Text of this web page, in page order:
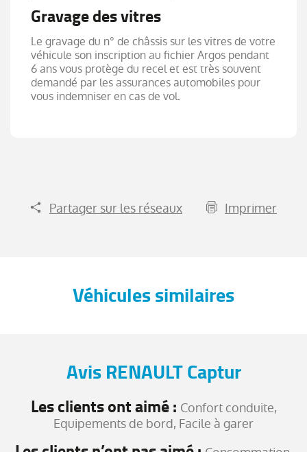
Gravage des vitres
Le gravage du n° de châssis sur les vitres de votre
véhicule son inscription au fichier Argos pendant
6 ans vous protège du recel et est très souvent
demandé par les assurances automobiles pour
vous indemniser en cas de vol.
Partager sur les réseaux Imprimer
Véhicules similaires
Avis RENAULT Captur
Les clients ont aimé : Confort conduite,
Equipements de bord, Facile à garer